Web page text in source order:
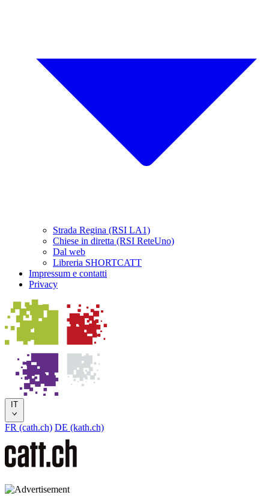
Strada Regina (RSI LA1)
Chiese in diretta (RSI ReteUno)
Dal web
Libreria SHORTCATT
Impressum e contatti
Privacy
IT
FR (cath.ch) DE (kath.ch)